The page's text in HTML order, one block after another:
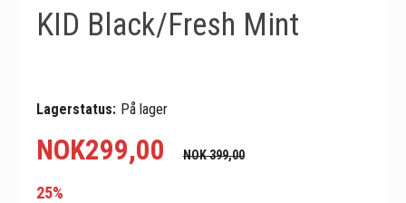
KID Black/Fresh Mint
Lagerstatus: På lager
NOK299,00 NOK 399,00
25%